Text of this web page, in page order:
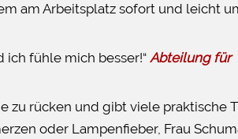
am Arbeitsplatz sofort und leicht
fühle mich besser!“Abteilung für
zu rücken und gibt viele praktische
oder Lampenfieber, Frau